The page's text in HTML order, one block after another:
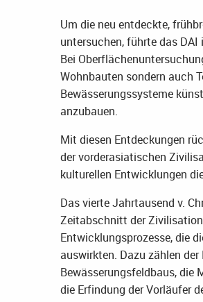
Um die neu entdeckte,
untersuchen, führte das DAI
Bei
Wohnbauten sondern auch
Bewässerungssysteme
anzubauen.
Mit diesen Entdeckungen
der vorderasiatischen
kulturellen Entwicklungen
Das vierte Jahrtausend v.
Zeitabschnitt der
Entwicklungsprozesse, die
auswirkten. Dazu zählen
Bewässerungsfeldbaus, die
die Erfindung der Vorläufer